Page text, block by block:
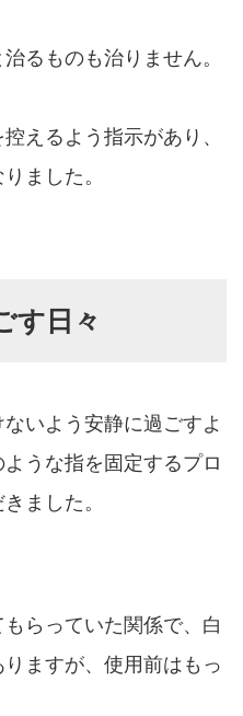
るものも治りません。
えるよう指示があり、
ました。
す日々
いよう安静に過ごすよ
うな指を固定するプロ
ました。
らっていた関係で、白
ますが、使用前はもっ